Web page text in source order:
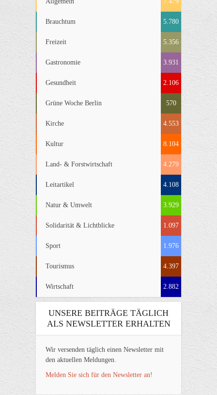
Brauchtum 5.780
Freizeit 5.356
Gastronomie 3.931
Gesundheit 2.106
Grüne Woche Berlin 570
Kirche 4.553
Kultur 8.104
Land- & Forstwirtschaft 4.279
Leitartikel 4.108
Natur & Umwelt 3.929
Solidarität & Lichtblicke 1.097
Sport 1.976
Tourismus 4.397
Wirtschaft 2.882
UNSERE BEITRÄGE TÄGLICH
ALS NEWSLETTER ERHALTEN
Wir versenden täglich einen Newsletter mit
den aktuellen Meldungen.
Melden Sie sich für den Newsletter an!